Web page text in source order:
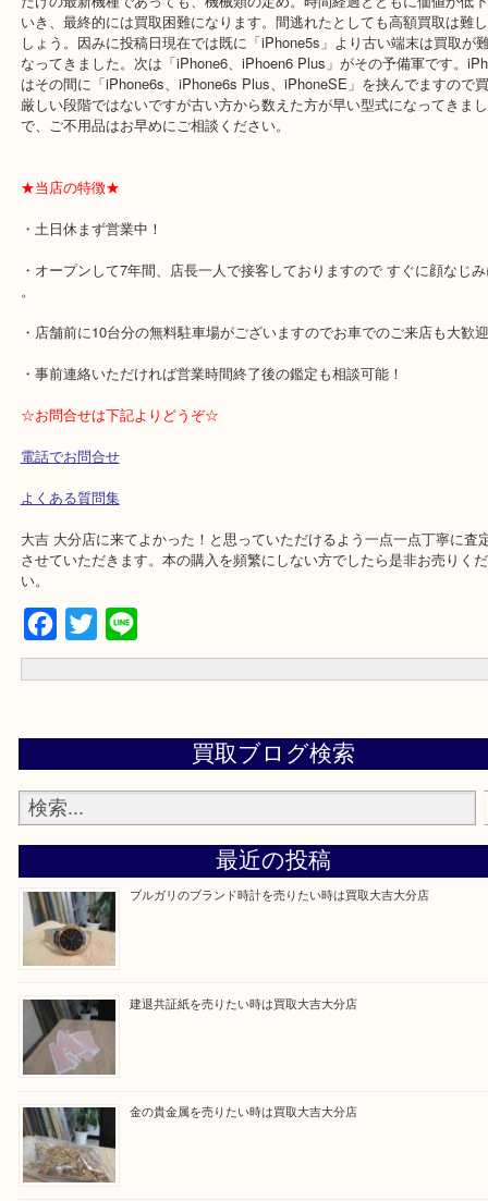
大分市のH様よりお買取させていただきました。
ありがとうございました。
機種変更等で使用しなくなったスマホやタブレットなどはありませ
投入によっての型落ちで古い端末からどんどん価値が低下していき
だけの最新機種であっても、機械類の定め。時間経過とともに価値
しょう。因みに投稿日現在では既に「iPhone5s」より古い端末は買
なってきました。次は「iPhone6、iPhoen6 Plus」がその予備軍で
はその間に「iPhone6s、iPhone6s Plus、iPhoneSE」を挟んでます
厳しい段階ではないですが古い方から数えた方が早い型式になって
で、ご不用品はお早めにご相談ください。
★当店の特徴★
・土日休まず営業中！
・オープンして7年間、店長一人で接客しておりますので すぐに顔
・店舗前に10台分の無料駐車場がございますのでお車でのご来店も
・事前連絡いただければ営業時間終了後の鑑定も相談可能！
☆お問合せは下記よりどうぞ☆
電話でお問合せ
よくある質問集
Facebook
Twitter
Line